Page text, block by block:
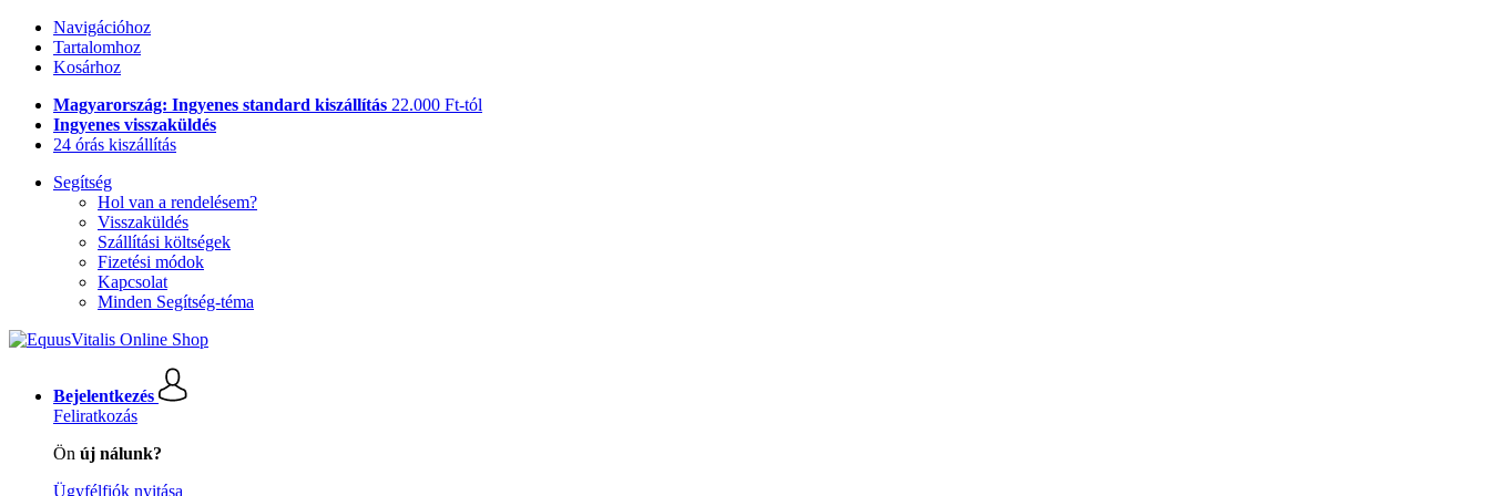
Navigációhoz
Tartalomhoz
Kosárhoz
Magyarország: Ingyenes standard kiszállítás 22.000 Ft-tól
Ingyenes visszaküldés
24 órás kiszállítás
Segítség
Hol van a rendelésem?
Visszaküldés
Szállítási költségek
Fizetési módok
Kapcsolat
Minden Segítség-téma
Bejelentkezés
Feliratkozás
Ön új nálunk?
Ügyfélfiók nyitása